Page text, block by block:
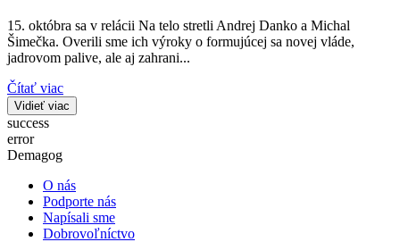
15. októbra sa v relácii Na telo stretli Andrej Danko a Michal
Šimečka. Overili sme ich výroky o formujúcej sa novej vláde,
jadrovom palive, ale aj zahrani...
Čítať viac
Vidieť viac
success
error
Demagog
O nás
Podporte nás
Napísali sme
Dobrovoľníctvo